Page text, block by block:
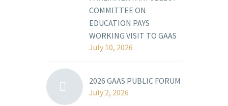
COMMITTEE ON
EDUCATION PAYS
WORKING VISIT TO GAAS
July 10, 2026
2026 GAAS PUBLIC FORUM
July 2, 2026